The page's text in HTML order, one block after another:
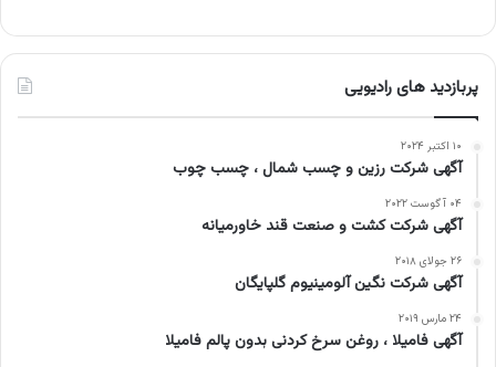
پربازدید های رادیویی
۱۰ اکتبر ۲۰۲۴
آگهی شرکت رزین و چسب شمال ، چسب چوب
۰۴ آگوست ۲۰۲۲
آگهی شرکت کشت و صنعت قند خاورمیانه
۲۶ جولای ۲۰۱۸
آگهی شرکت نگین آلومینیوم گلپایگان
۲۴ مارس ۲۰۱۹
آگهی فامیلا ، روغن سرخ کردنی بدون پالم فامیلا